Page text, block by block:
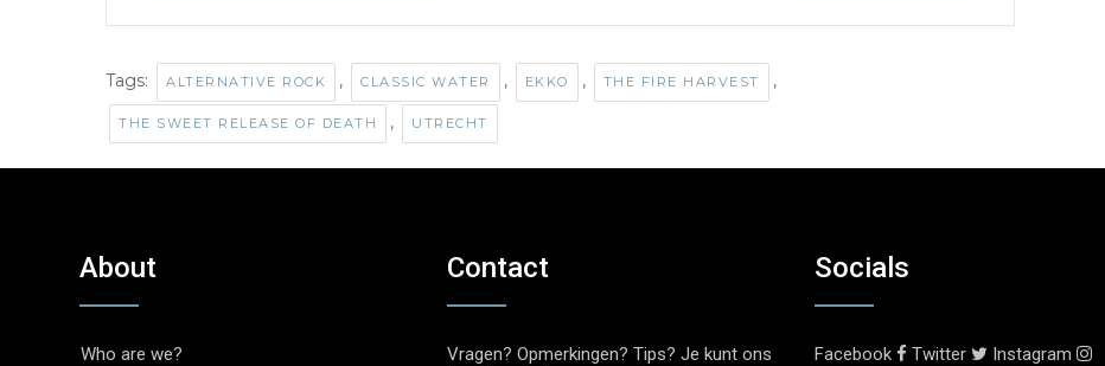
Tags: ALTERNATIVE ROCK , CLASSIC WATER , EKKO , THE FIRE HARVEST ,
THE SWEET RELEASE OF DEATH , UTRECHT
About
Who are we?
Contact
Vragen? Opmerkingen? Tips? Je kunt ons
Socials
Facebook Twitter Instagram